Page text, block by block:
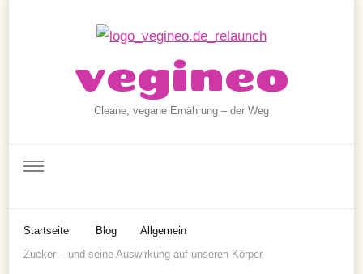
vegineo
Cleane, vegane Ernährung – der Weg
Startseite Blog
Allgemein
Zucker – und seine Auswirkung auf unseren Körper